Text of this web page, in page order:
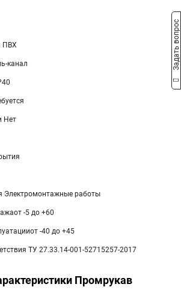
ПВХ
канал
Нет
Электромонтажные работы
-5 до +60
-40 до +45
ТУ 27.33.14-001-52715257-2017
Промрукав
Задать вопрос